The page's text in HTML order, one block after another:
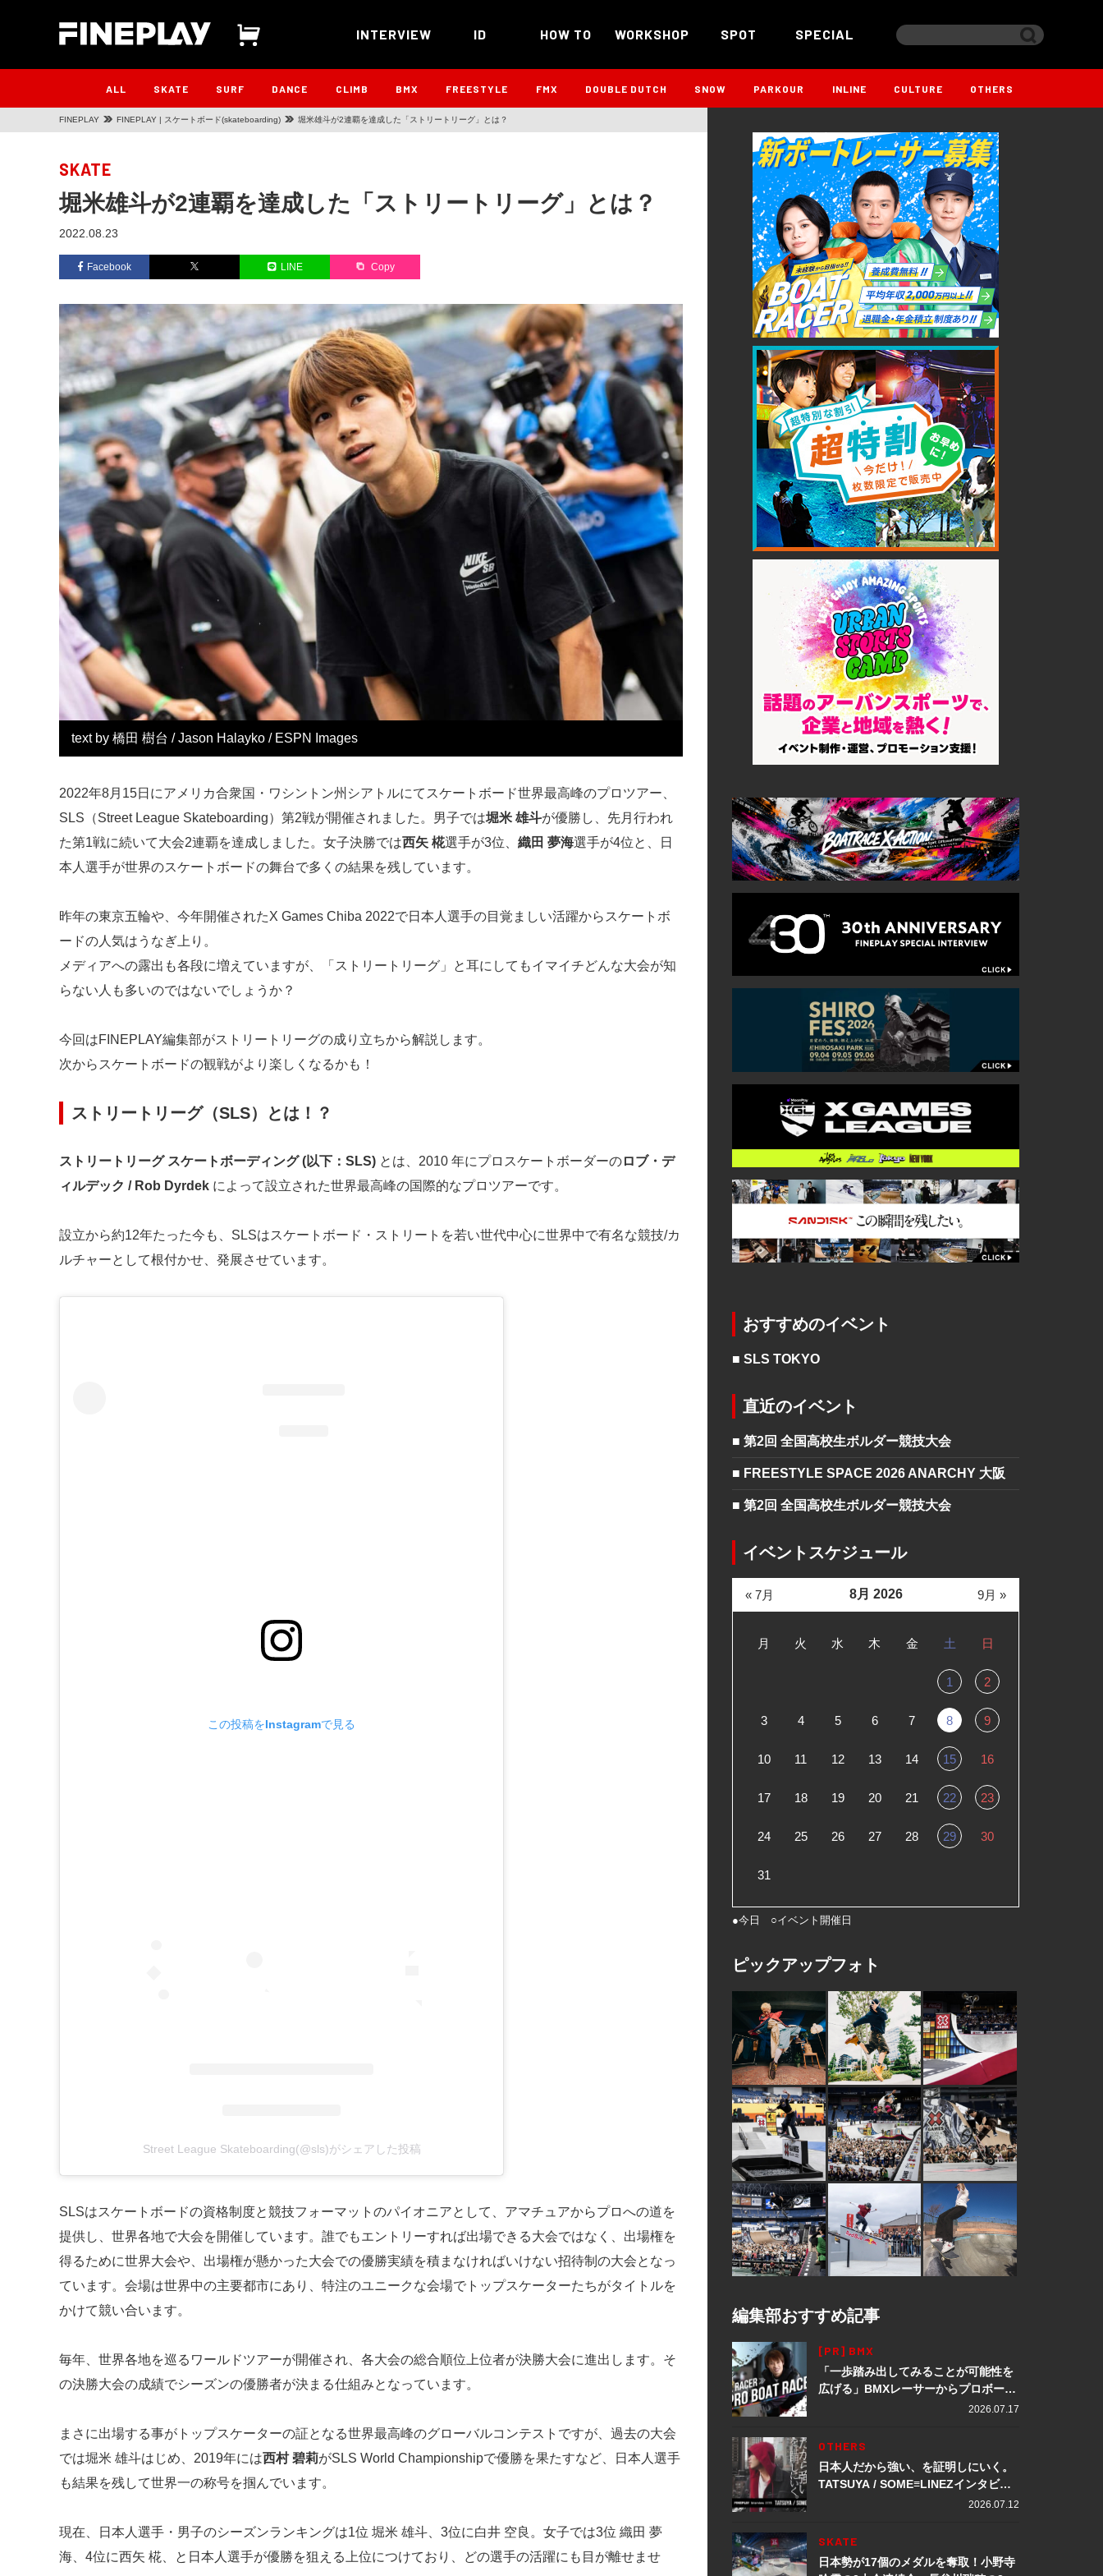
INTERVIEW ID HOW TO WORKSHOP SPOT SPECIAL
ALL SKATE SURF DANCE CLIMB BMX FREESTYLE FMX DOUBLE DUTCH SNOW PARKOUR INLINE CULTURE OTHERS
FINEPLAY FINEPLAY | スケートボード(skateboarding) 堀米雄斗が2連覇を達成した「ストリートリーグ」とは？
SKATE
堀米雄斗が2連覇を達成した「ストリートリーグ」とは？
2022.08.23
Facebook LINE Copy
text by 橋田 樹台 / Jason Halayko / ESPN Images
2022年8月15日にアメリカ合衆国・ワシントン州シアトルにてスケートボード世界最高峰のプロツアー、
SLS（Street League Skateboarding）第2戦が開催されました。男子では堀米 雄斗が優勝し、先月行われ
た第1戦に続いて大会2連覇を達成しました。女子決勝では西矢 椛選手が3位、 織田 夢海選手が4位と、日
本人選手が世界のスケートボードの舞台で多くの結果を残しています。
昨年の東京五輪や、今年開催されたX Games Chiba 2022で日本人選手の目覚ましい活躍からスケートボ
ードの人気はうなぎ上り。
メディアへの露出も各段に増えていますが、「ストリートリーグ」と耳にしてもイマイチどんな大会が知
らない人も多いのではないでしょうか？
今回はFINEPLAY編集部がストリートリーグの成り立ちから解説します。
次からスケートボードの観戦がより楽しくなるかも！
ストリートリーグ（SLS）とは！？
ストリートリーグ スケートボーディング (以下：SLS) とは、2010 年にプロスケートボーダーのロブ・デ
ィルデック / Rob Dyrdek によって設立された世界最高峰の国際的なプロツアーです。
設立から約12年たった今も、SLSはスケートボード・ストリートを若い世代中心に世界中で有名な競技/カ
ルチャーとして根付かせ、発展させています。
この投稿をInstagramで見る
Street League Skateboarding(@sls)がシェアした投稿
SLSはスケートボードの資格制度と競技フォーマットのパイオニアとして、アマチュアからプロへの道を
提供し、世界各地で大会を開催しています。誰でもエントリーすれば出場できる大会ではなく、出場権を
得るために世界大会や、出場権が懸かった大会での優勝実績を積まなければいけない招待制の大会となっ
ています。会場は世界中の主要都市にあり、特注のユニークな会場でトップスケーターたちがタイトルを
かけて競い合います。
毎年、世界各地を巡るワールドツアーが開催され、各大会の総合順位上位者が決勝大会に進出します。そ
の決勝大会の成績でシーズンの優勝者が決まる仕組みとなっています。
まさに出場する事がトップスケーターの証となる世界最高峰のグローバルコンテストですが、過去の大会
では堀米 雄斗はじめ、2019年には西村 碧莉がSLS World Championshipで優勝を果たすなど、日本人選手
も結果を残して世界一の称号を掴んでいます。
現在、日本人選手・男子のシーズンランキングは1位 堀米 雄斗、3位に白井 空良。女子では3位 織田 夢
海、4位に西矢 椛、と日本人選手が優勝を狙える上位につけており、どの選手の活躍にも目が離せませ
おすすめのイベント
■ SLS TOKYO
直近のイベント
■ 第2回 全国高校生ボルダー競技大会
■ FREESTYLE SPACE 2026 ANARCHY 大阪
■ 第2回 全国高校生ボルダー競技大会
イベントスケジュール
8月 2026
月 火 水 木 金 土 日
1 2
3 4 5 6 7 8 9
10 11 12 13 14 15 16
17 18 19 20 21 22 23
24 25 26 27 28 29 30
31
« 7月 9月 »
●今日 ○イベント開催日
ピックアップフォト
編集部おすすめ記事
[PR] BMX
「一歩踏み出してみることが可能性を
広げる」BMXレーサーからプロボート
レーサーへ転身。上田龍星が体現する
2026.07.17
OTHERS
日本人だから強い、を証明しにいく。
TATSUYA / SOME≡LINEZインタビュ
2026.07.12
SKATE
日本勢が17個のメダルを奪取！小野寺